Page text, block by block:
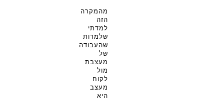
מהמקרה
הזה
למדתי
שלמרות
שהעבודה
של
מעצבת
מול
לקוח
מעצב
היא